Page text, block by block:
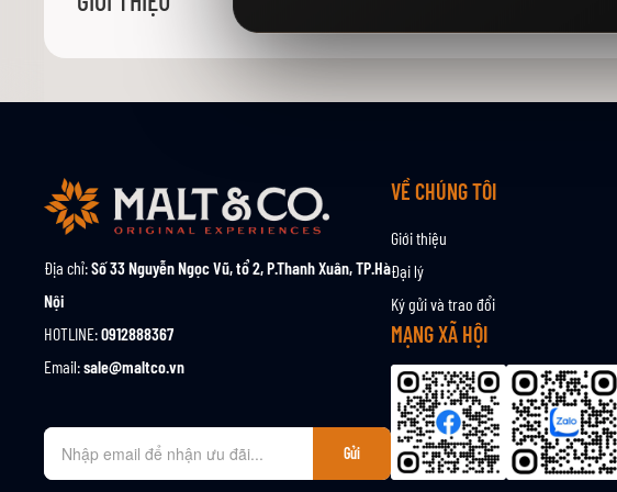
viện
ảnh
Địa chỉ:Số 33 Nguyễn Ngọc Vũ, tổ 2, P.Thanh Xuân, TP.Hà
Nội
HOTLINE:0912888367
Email:sale@maltco.vn
Đ
n
Gửi
VỀ CHÚNG TÔI
Giới thiệu
Đại lý
Ký gửi và trao đổi
MẠNG XÃ HỘI